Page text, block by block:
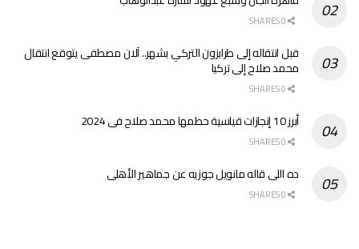
قبل انتقاله إلى طرابزون التركي بشهر.. آلان مصطفى يتوقع انتقال
محمد صلاح إلى تركيا
أبرز 10 إنجازات قياسية حطمها محمد صلاح فى 2024
ده اللى قاله مانويل جوزيه عن جماهير الأهلى